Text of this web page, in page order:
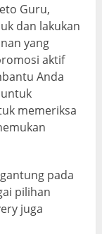
Guru,
dan lakukan
yang
aktif
Anda
memeriksa
pada
pilihan
juga